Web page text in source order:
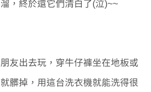
，終於還它們清白了(泣)~~
友出去玩，穿牛仔褲坐在地板或
髒掉，用這台洗衣機就能洗得很